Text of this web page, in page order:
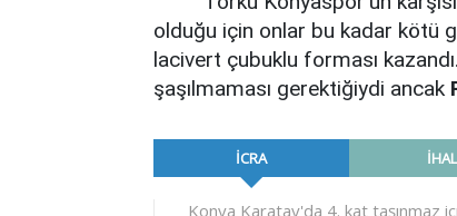
olduğu için onlar bu kadar kötü
lacivert çubuklu forması
şaşılmaması gerektiğiydi ancak